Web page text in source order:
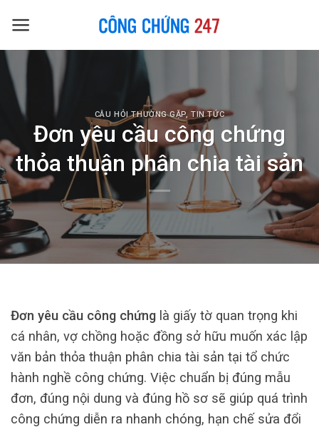
CÂU HỎI THƯỜNG GẶP,TIN TỨC
Đơn yêu cầu công chứng
thỏa thuận phân chia tài sản
Đơn yêu cầu công chứng là giấy tờ quan trọng khi
cá nhân, vợ chồng hoặc đồng sở hữu muốn xác lập
văn bản thỏa thuận phân chia tài sản tại tổ chức
hành nghề công chứng. Việc chuẩn bị đúng mẫu
đơn, đúng nội dung và đúng hồ sơ sẽ giúp quá trình
công chứng diễn ra nhanh chóng, hạn chế sửa đổi